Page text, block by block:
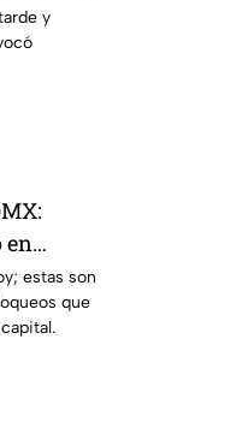
y
en
estas son
que